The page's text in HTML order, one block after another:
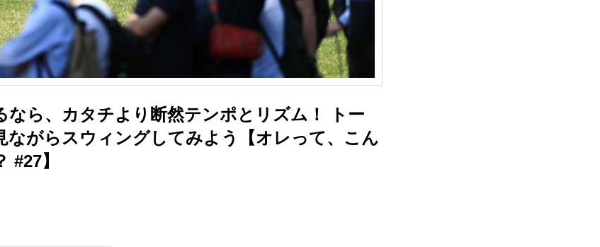
なら、カタチより断然テンポとリズム！ トー
ながらスウィングしてみよう【オレって、こん
#27】